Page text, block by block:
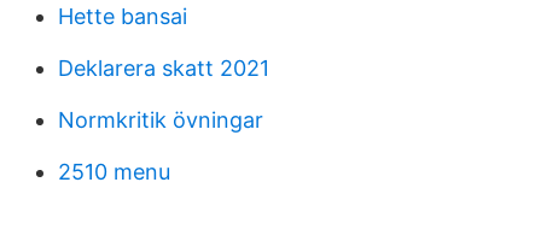
Hette bansai
Deklarera skatt 2021
Normkritik övningar
2510 menu